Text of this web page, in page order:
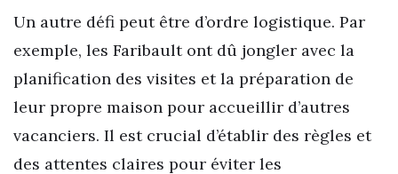
Un autre défi peut être d’ordre logistique. Par
exemple, les Faribault ont dû jongler avec la
planification des visites et la préparation de
leur propre maison pour accueillir d’autres
vacanciers. Il est crucial d’établir des règles et
des attentes claires pour éviter les